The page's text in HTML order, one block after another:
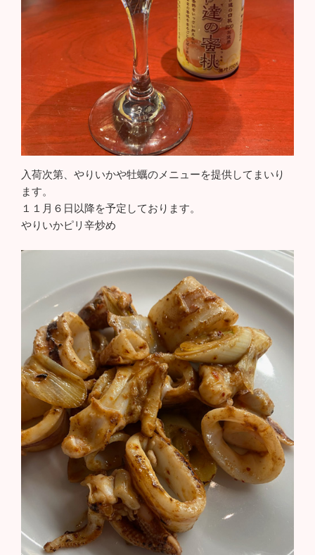
入荷次第、やりいかや牡蠣のメニューを提供してまいり
ます。
１１月６日以降を予定しております。
やりいかピリ辛炒め